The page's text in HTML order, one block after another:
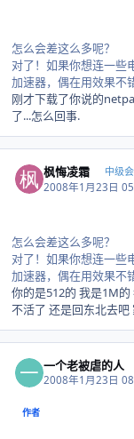
怎么会差这么多呢？
对了！如果你想连一些
加速器，偶在用效果不
刚才下载了你说的
了...怎么回事.
枫悔凌霜 中级
2008年1月23日
怎么会差这么多呢？
对了！如果你想连一些
加速器，偶在用效果不
你的是512的 我是1M
不活了 还是回东北去
一个老被虐的人
2008年1月23日
作者